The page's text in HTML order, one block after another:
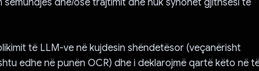
të LLM-ve në kujdesin shëndetësor (veçanërisht
edhe në punën OCR) dhe i deklarojmë qartë këto në